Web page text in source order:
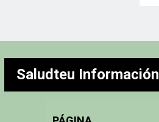
Saludteu Información